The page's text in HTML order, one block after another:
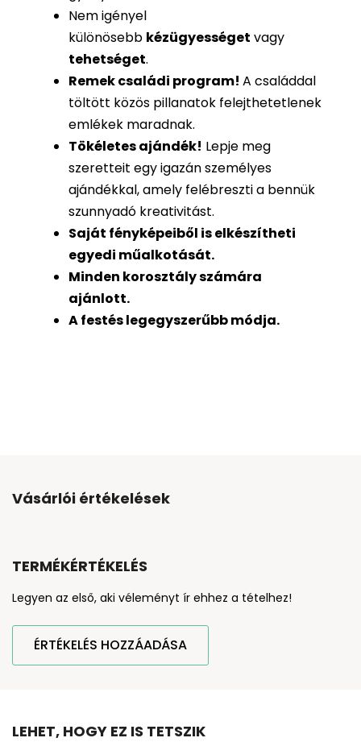
Nem igényel
különösebb kézügyességet vagy
tehetséget.
Remek családi program! A családdal
töltött közös pillanatok felejthetetlenek
emlékek maradnak.
Tökéletes ajándék! Lepje meg
szeretteit egy igazán személyes
ajándékkal, amely felébreszti a bennük
szunnyadó kreativitást.
Saját fényképeiből iselkészítheti
egyedi műalkotását.
Minden korosztály számára
ajánlott.
A festés legegyszerűbb módja.
Vásárlói értékelések
TERMÉKÉRTÉKELÉS
Legyen az első, aki véleményt ír ehhez a tételhez!
ÉRTÉKELÉS HOZZÁADÁSA
LEHET, HOGY EZ IS TETSZIK